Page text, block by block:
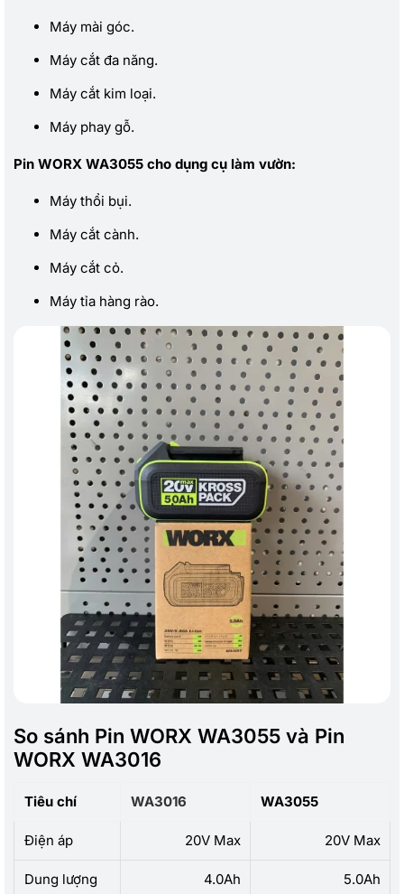
Máy mài góc.
Máy cắt đa năng.
Máy cắt kim loại.
Máy phay gỗ.
Pin WORX WA3055 cho dụng cụ làm vườn:
Máy thổi bụi.
Máy cắt cành.
Máy cắt cỏ.
Máy tỉa hàng rào.
So sánh Pin WORX WA3055 và Pin
WORX WA3016
Tiêu chí WA3016 WA3055
Điện áp 20V Max 20V Max
Dung lượng 4.0Ah 5.0Ah